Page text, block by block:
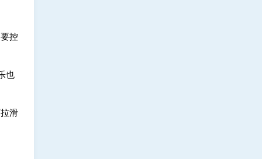
控
也
滑